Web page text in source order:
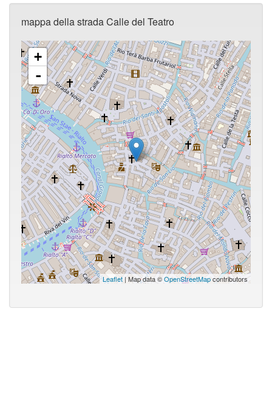
mappa della strada Calle del Teatro
+
-
Leaflet | Map data ©OpenStreetMapcontributors